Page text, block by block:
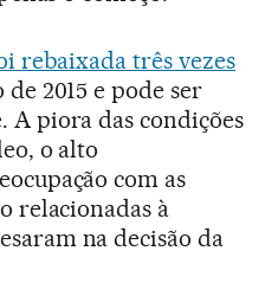
rebaixada três vezes
de 2015 e pode ser
A piora das condições
o alto
com as
relacionadas à
na decisão da